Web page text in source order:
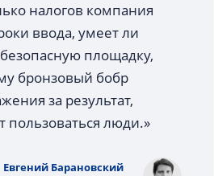
налогов компания
ввода, умеет ли
площадку,
бронзовый бобр
за результат,
пользоваться люди.»
Евгений Барановский